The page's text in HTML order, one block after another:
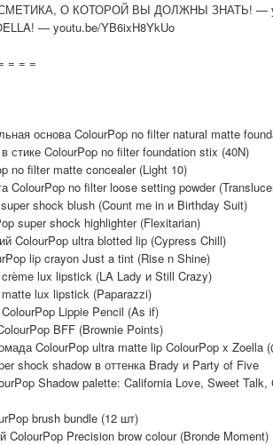
О КОТОРОЙ ВЫ ДОЛЖНЫ ЗНАТЬ! —
— youtu.be/YB6ixH8YkUo
= = =
основа ColourPop no filter natural matte
стике ColourPop no filter foundation stix (40N)
no filter matte concealer (Light 10)
ColourPop no filter loose setting powder
shock blush (Count me in и Birthday Suit)
super shock highlighter (Flexitarian)
ColourPop ultra blotted lip (Cypress Chill)
lip crayon Just a tint (Rise n Shine)
lux lipstick (LA Lady и Still Crazy)
lux lipstick (Paparazzi)
Lippie Pencil (As if)
BFF (Brownie Points)
ColourPop ultra matte lip ColourPop x Zoella
shock shadow в оттенка Brady и Party of Five
Shadow palette: California Love, Sweet
brush bundle (12 шт)
ColourPop Precision brow colour (Bronde Moment)